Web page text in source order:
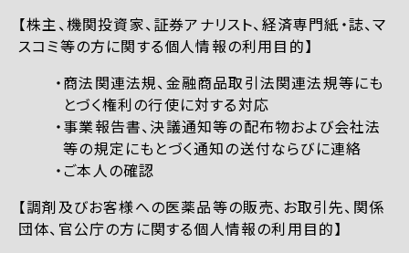
【株主、機関投資家、証券アナリスト、経済専門紙・誌、マ
スコミ等の方に関する個人情報の利用目的】
商法関連法規、金融商品取引法関連法規等にも
とづく権利の行使に対する対応
事業報告書、決議通知等の配布物および会社法
等の規定にもとづく通知の送付ならびに連絡
ご本人の確認
【調剤及びお客様への医薬品等の販売、お取引先、関係
団体、官公庁の方に関する個人情報の利用目的】